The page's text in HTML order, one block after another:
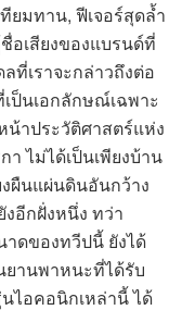
ยมทาน, ฟีเจอร์สุดล้ำ
อเสียงของแบรนด์ที่
ที่เราจะกล่าวถึงต่อ
ป็นเอกลักษณ์เฉพาะ
น้าประวัติศาสตร์แห่ง
า ไม่ได้เป็นเพียงบ้าน
ผืนแผ่นดินอันกว้าง
อีกฝั่งหนึ่ง ทว่า
ดของทวีปนี้ ยังได้
ยานพาหนะที่ได้รับ
ไอคอนิกเหล่านี้ ได้